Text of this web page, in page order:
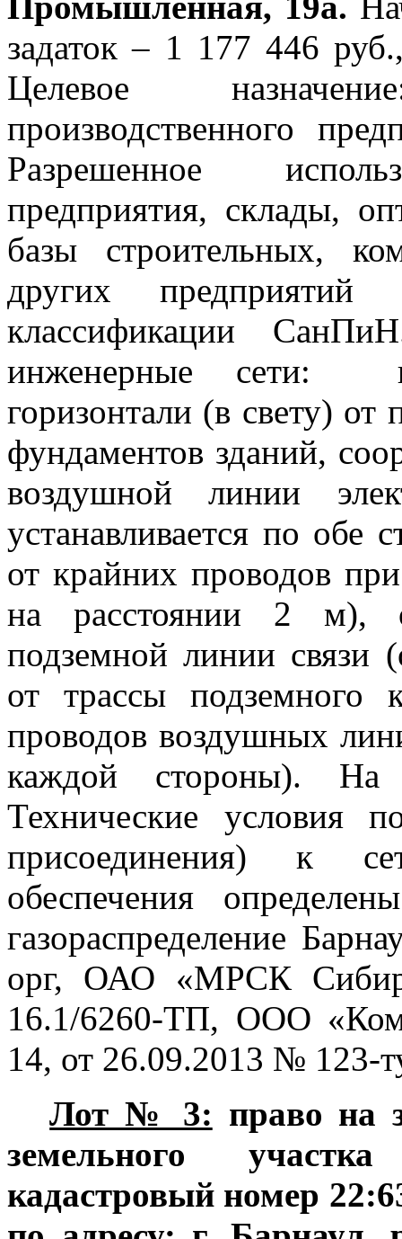
задаток – 1 177 446
Целевое
производственного
Разрешенное
предприятия, склады,
базы строительных,
других предприятий
классификации
инженерные сети:
горизонтали (в свету) от
фундаментов зданий,
воздушной линии
устанавливается по обе
от крайних проводов
на расстоянии 2 м),
подземной линии связи
от трассы подземного
проводов воздушных
каждой стороны). На
Технические условия
присоединения) к
обеспечения
газораспределение
орг, ОАО «МРСК
16.1/6260-ТП, ООО
14, от 26.09.2013 № 123-
Лот № 3: право на
земельного
кадастровый номер